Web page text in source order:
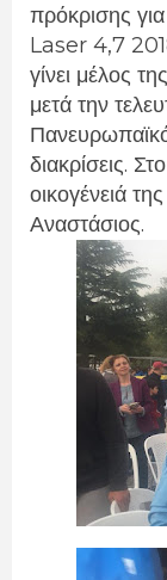
πρόκρισης
Laser 4,7
γίνει μέλος
μετά την
διακρίσεις.
οικογένειά
Αναστάσιος.